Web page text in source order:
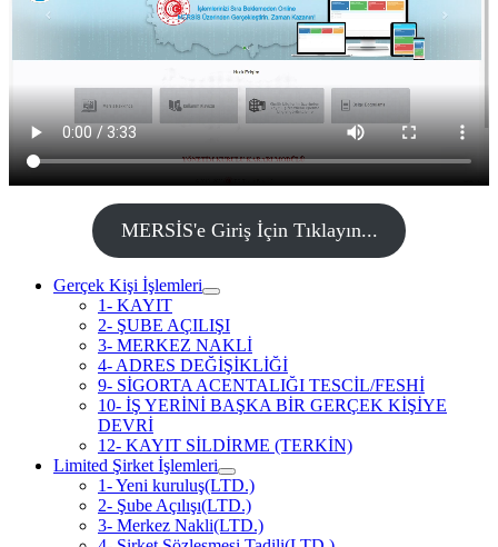
MERSİS'e Giriş İçin Tıklayın...
Gerçek Kişi İşlemleri
1- KAYIT
2- ŞUBE AÇILIŞI
3- MERKEZ NAKLİ
4- ADRES DEĞİŞİKLİĞİ
9- SİGORTA ACENTALIĞI TESCİL/FESHİ
10- İŞ YERİNİ BAŞKA BİR GERÇEK KİŞİYE
DEVRİ
12- KAYIT SİLDİRME (TERKİN)
Limited Şirket İşlemleri
1- Yeni kuruluş(LTD.)
2- Şube Açılışı(LTD.)
3- Merkez Nakli(LTD.)